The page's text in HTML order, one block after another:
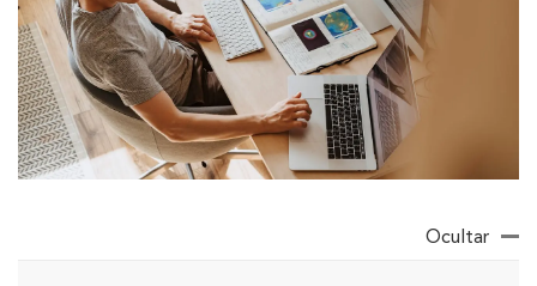
Ocultar